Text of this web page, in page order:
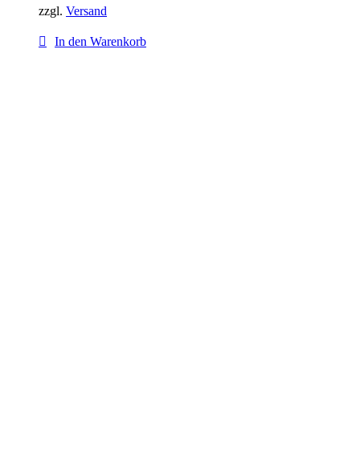
zzgl. Versand
In den Warenkorb